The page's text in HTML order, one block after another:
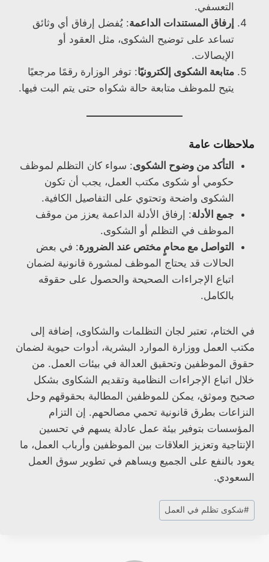
التعسفي.
إرفاق المستندات الداعمة: يُفضل إرفاق أي وثائق
تساعد على توضيح الشكوى، مثل العقود أو
الإيصالات.
متابعة الشكوى إلكترونيًا: توفر الوزارة رقمًا مرجعيًا
يتيح للموظف متابعة حالة شكواه حتى يتم البت فيها.
ملاحظات عامة
التأكد من وضوح الشكوى: سواء كان التظلم لموظف
حكومي أو شكوى مكتب العمل، يجب أن تكون
الشكوى واضحة وتحتوي على التفاصيل الكافية.
جمع الأدلة: إرفاق الأدلة الداعمة يعزز من موقف
الموظف في التظلم أو الشكوى.
التواصل مع محامٍ مختص عند الضرورة: في بعض
الحالات قد يحتاج الموظف لمشورة قانونية لضمان
اتباع الإجراءات الصحيحة والحصول على حقوقه
بالكامل.
في الختام، تعتبر لجان التظلمات والشكاوى، إضافة إلى
مكتب العمل ووزارة الموارد البشرية، أدوات حيوية لضمان
حقوق الموظفين وتحقيق العدالة في بيئات العمل. من
خلال اتباع الإجراءات النظامية وتقديم الشكاوى بشكل
صحيح وموثق، يمكن للموظفين المطالبة بحقوقهم وحل
النزاعات بطرق قانونية تحمي مصالحهم. إن التزام
المؤسسات بتوفير بيئة عمل عادلة يسهم في تحسين
الإنتاجية وتعزيز العلاقات بين الموظفين وأرباب العمل، ما
يعود بالنفع على الجميع ويساهم في تطوير سوق العمل
السعودي.
وسوم
المقال:
#شكوى تظلم في العمل